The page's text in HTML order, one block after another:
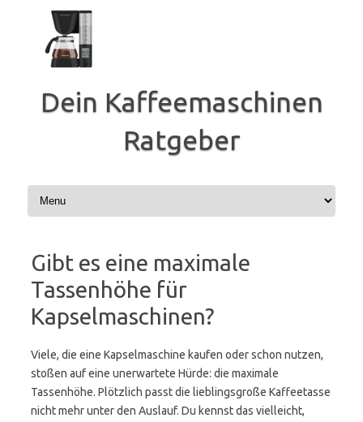
springen
Dein Kaffeemaschinen
Ratgeber
Gibt es eine maximale
Tassenhöhe für
Kapselmaschinen?
Viele, die eine Kapselmaschine kaufen oder schon nutzen,
stoßen auf eine unerwartete Hürde: die maximale
Tassenhöhe. Plötzlich passt die lieblingsgroße Kaffeetasse
nicht mehr unter den Auslauf. Du kennst das vielleicht,